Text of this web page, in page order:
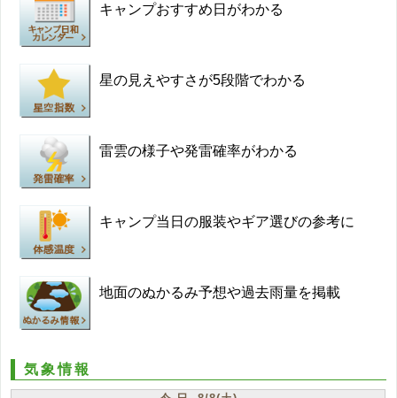
キャンプおすすめ日がわかる
星の見えやすさが5段階でわかる
雷雲の様子や発雷確率がわかる
キャンプ当日の服装やギア選びの参考に
地面のぬかるみ予想や過去雨量を掲載
気象情報